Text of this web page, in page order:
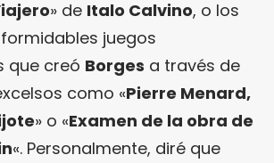
» de Italo Calvino, o los
juegos
que creó Borges a través de
como «Pierre Menard,
» o «Examen de la obra de
«. Personalmente, diré que